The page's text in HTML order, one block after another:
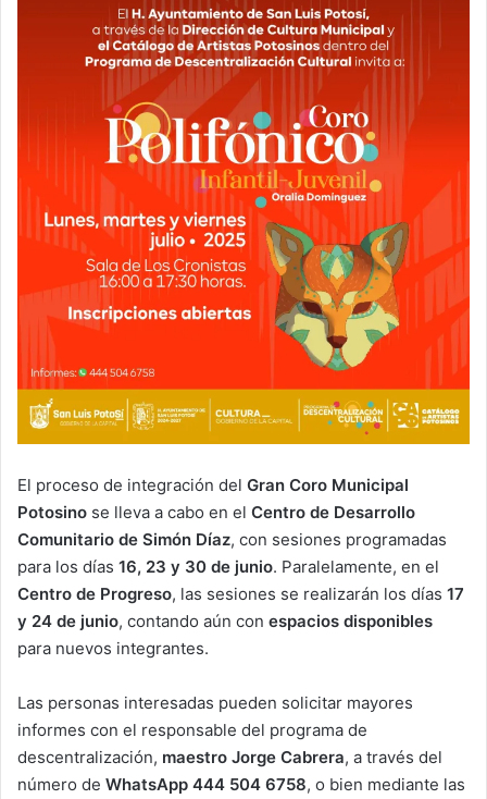
El proceso de integración del Gran Coro Municipal
Potosino se lleva a cabo en el Centro de Desarrollo
Comunitario de Simón Díaz, con sesiones programadas
para los días 16, 23 y 30 de junio. Paralelamente, en el
Centro de Progreso, las sesiones se realizarán los días 17
y 24 de junio, contando aún con espacios disponibles
para nuevos integrantes.
Las personas interesadas pueden solicitar mayores
informes con el responsable del programa de
descentralización, maestro Jorge Cabrera, a través del
número de WhatsApp 444 504 6758, o bien mediante las